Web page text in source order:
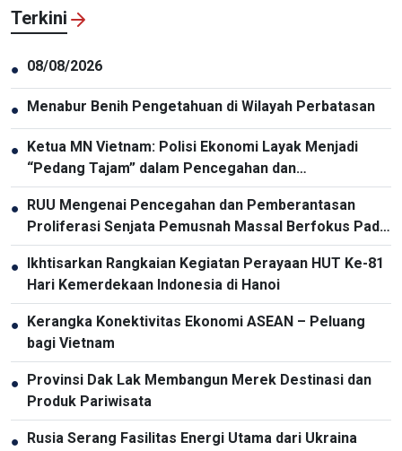
Terkini
● 08/08/2026
● Menabur Benih Pengetahuan di Wilayah Perbatasan
● Ketua MN Vietnam: Polisi Ekonomi Layak Menjadi
“Pedang Tajam” dalam Pencegahan dan
Pemberantasan Kriminalitas
● RUU Mengenai Pencegahan dan Pemberantasan
Proliferasi Senjata Pemusnah Massal Berfokus Pada
Pencegahan dan Pelaksanaan Komitmen
Internasional oleh Vietnam
● Ikhtisarkan Rangkaian Kegiatan Perayaan HUT Ke-81
Hari Kemerdekaan Indonesia di Hanoi
● Kerangka Konektivitas Ekonomi ASEAN – Peluang
bagi Vietnam
● Provinsi Dak Lak Membangun Merek Destinasi dan
Produk Pariwisata
● Rusia Serang Fasilitas Energi Utama dari Ukraina